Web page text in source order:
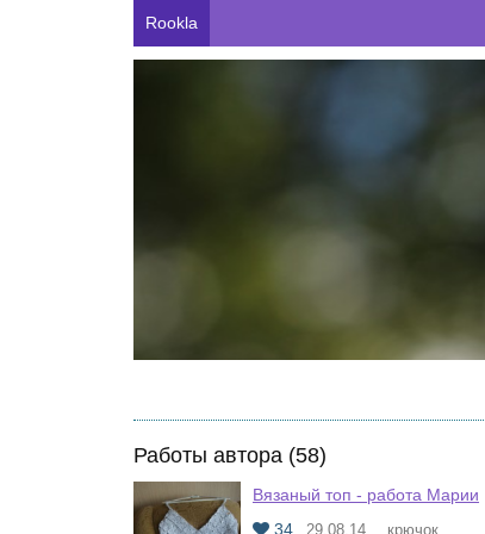
Rookla
Работы автора (58)
Вязаный топ - работа Марии
34